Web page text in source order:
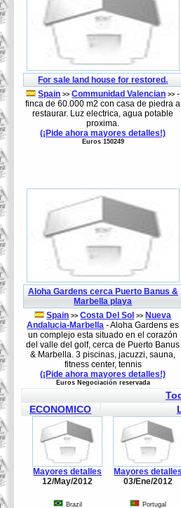
For sale land house for restored.
Spain >> Communidad Valencian >> -
finca de 60.000 m2 con casa de piedra a
restaurar. Luz electrica, agua potable
proxima.
(¡Pide ahora mayores detalles!)
Euros 150249
Aloha Gardens cerca Puerto Banus &
Marbella playa
Spain >> Costa Del Sol >> Nueva
Andalucia-Marbella - Aloha Gardens es
un complejo esta situado en el corazón
del valle del golf, cerca de Puerto Banus
& Marbella. 3 piscinas, jacuzzi, sauna,
fitness center, tennis
(¡Pide ahora mayores detalles!)
Euros Negociación reservada
ECONOMICO
Mayores detalles
12/May/2012
Brazil
Mayores detalles
03/Ene/2012
Portugal